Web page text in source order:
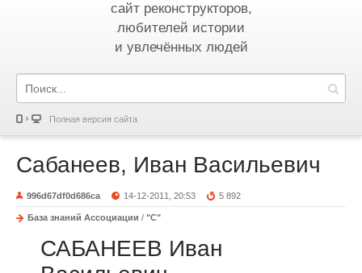
сайт реконструкторов,
любителей истории
и увлечённых людей
Полная версия сайта
Сабанеев, Иван Васильевич
996d67df0d686ca 14-12-2011, 20:53 5 892
База знаний Ассоциации / "С"
САБАНЕЕВ Иван